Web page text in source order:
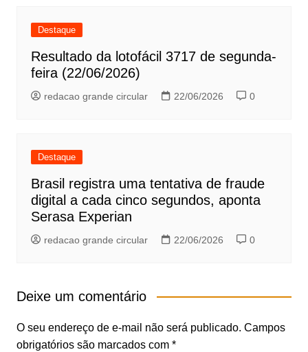
Destaque
Resultado da lotofácil 3717 de segunda-
feira (22/06/2026)
redacao grande circular 22/06/2026 0
Destaque
Brasil registra uma tentativa de fraude
digital a cada cinco segundos, aponta
Serasa Experian
redacao grande circular 22/06/2026 0
Deixe um comentário
O seu endereço de e-mail não será publicado. Campos
obrigatórios são marcados com *